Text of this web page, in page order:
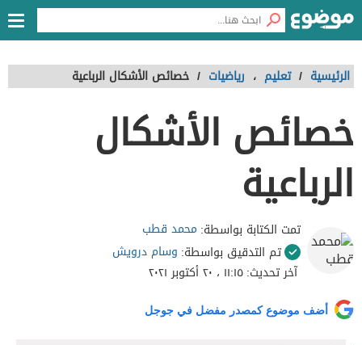
الرئيسية / تعليم ، رياضيات / خصائص الأشكال الرباعية
خصائص الأشكال
الرباعية
تمت الكتابة بواسطة: محمد قطب
تم التدقيق بواسطة: وسام درويش
آخر تحديث:١١:١٥ ، ٢٠ أكتوبر ٢٠٢١
أضف موضوع كمصدر مفضل في جوجل